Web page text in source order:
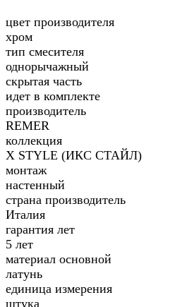
цвет производителя
хром
тип смесителя
однорычажный
скрытая часть
идет в комплекте
производитель
REMER
коллекция
X STYLE (ИКС СТАЙЛ)
монтаж
настенный
страна производитель
Италия
гарантия лет
5 лет
материал основной
латунь
единица измерения
штука